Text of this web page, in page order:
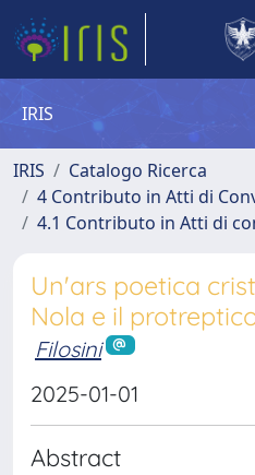
IRIS
IRIS
Catalogo Ricerca
4 Contributo in Atti di
4.1 Contributo in Atti di
Un'ars poetica
Nola e il
Filosini
2025-01-01
Abstract